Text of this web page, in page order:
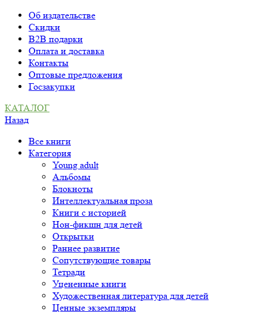
Об издательстве
Скидки
B2B подарки
Оплата и доставка
Контакты
Оптовые предложения
Госзакупки
КАТАЛОГ
Назад
Все книги
Категория
Young adult
Альбомы
Блокноты
Интеллектуальная проза
Книги с историей
Нон-фикшн для детей
Открытки
Раннее развитие
Сопутствующие товары
Тетради
Уцененные книги
Художественная литература для детей
Ценные экземпляры